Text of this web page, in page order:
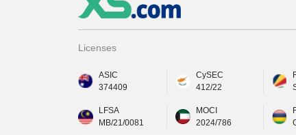
Licenses
ASIC
374409
CySEC
412/22
LFSA
MB/21/0081
MOCI
2024/786